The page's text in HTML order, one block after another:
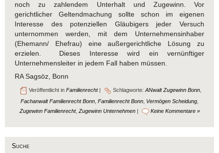
Suche
noch zu zahlendem Unterhalt und Zugewinn. Vor
gerichtlicher Geltendmachung sollte schon im eigenen
Interesse des potenziellen Gläubigers jeder Versuch
unternommen werden, mit dem Unternehmensinhaber
(Ehemann/ Ehefrau) eine außergerichtliche Lösung zu
erzielen. Dieses Interesse wird ein vernünftiger
Unternehmensleiter in jedem Fall haben müssen.
RA Sagsöz, Bonn
Veröffentlicht in Familienrecht| Schlagworte:ANwalt Zugewinn Bonn,
Fachanwalt Familienrecht Bonn Familienrecht Bonn Vermögen Scheidung
Zugewinn Familienrecht, Zugewinn Unternehmen| Keine Kommentare »